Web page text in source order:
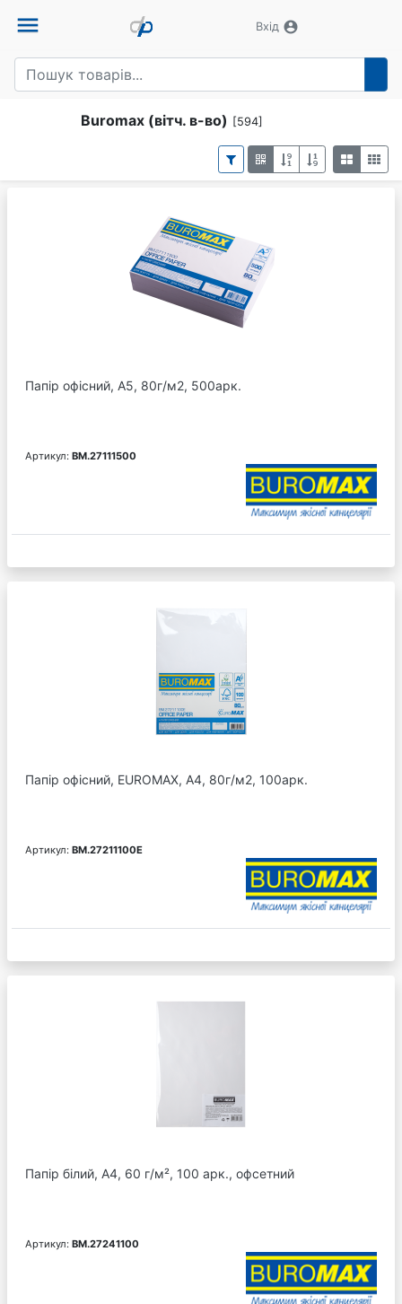
menu Вхід account_circle
Buromax (вітч. в-во) [594]
Папір офісний, А5, 80г/м2, 500арк.
Артикул: BM.27111500
Папір офісний, EUROMAX, А4, 80г/м2, 100арк.
Артикул: BM.27211100E
Папір білий, А4, 60 г/м², 100 арк., офсетний
Артикул: BM.27241100